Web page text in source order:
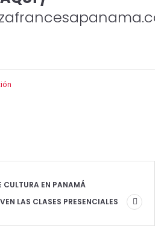
CULTURA EN PANAMÁ
LAS CLASES PRESENCIALES